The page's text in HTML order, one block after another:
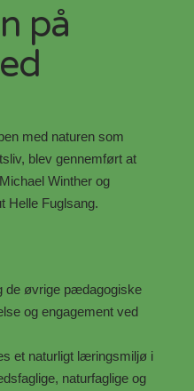
på
med naturen som
blev gennemført at
Winther og
Helle Fuglsang.
de øvrige pædagogiske
og engagement ved
et naturligt læringsmiljø i
naturfaglige og